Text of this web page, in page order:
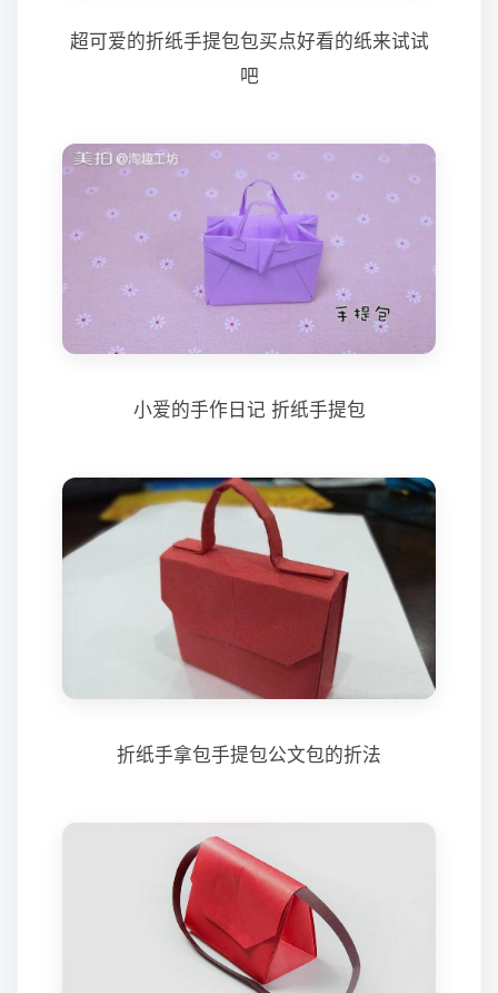
超可爱的折纸手提包包买点好看的纸来试试
吧
小爱的手作日记 折纸手提包
折纸手拿包手提包公文包的折法